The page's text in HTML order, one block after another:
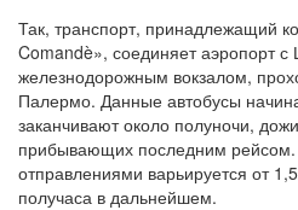
Так, транспорт, принадлежащий
Comandè», соединяет аэропорт
железнодорожным вокзалом,
Палермо. Данные автобусы
заканчивают около полуночи,
прибывающих последним
отправлениями варьируется от
получаса в дальнейшем.